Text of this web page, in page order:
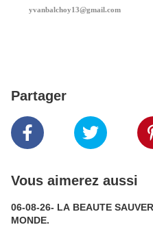
yvanbalchoy13@gmail.com
Partager
Vous aimerez aussi
06-08-26- LA BEAUTE
MONDE.